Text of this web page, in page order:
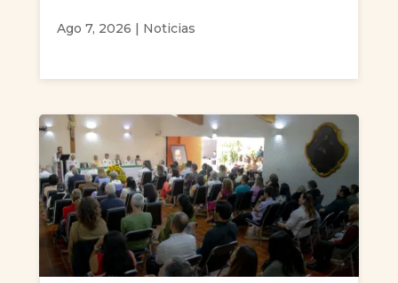
Ago 7, 2026 | Noticias